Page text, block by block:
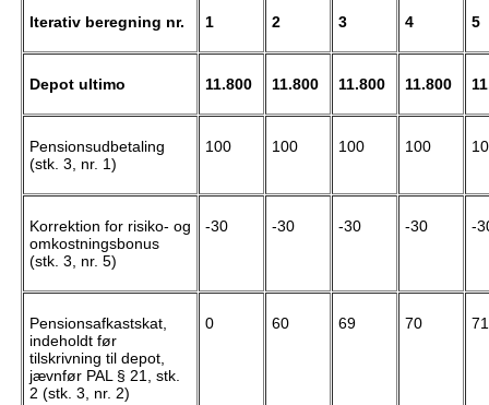
Iterativ beregning nr. 1 2 3 4 5
Depot ultimo 11.800 11.800 11.800 11.800
Pensionsudbetaling
(stk. 3, nr. 1)
100 100 100 100
Korrektion for risiko- og
omkostningsbonus
(stk. 3, nr. 5)
-30 -30 -30 -30 -
Pensionsafkastskat,
indeholdt før
tilskrivning til depot,
jævnfør PAL § 21, stk.
2 (stk. 3, nr. 2)
0 60 69 70 71